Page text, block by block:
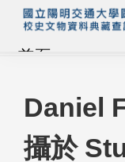
首頁
藏品查詢
校史館簡介
Daniel
攝於